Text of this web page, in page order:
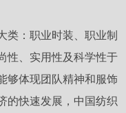
类：职业时装、职业制
性、实用性及科学性于
够体现团队精神和服饰
的快速发展，中国纺织